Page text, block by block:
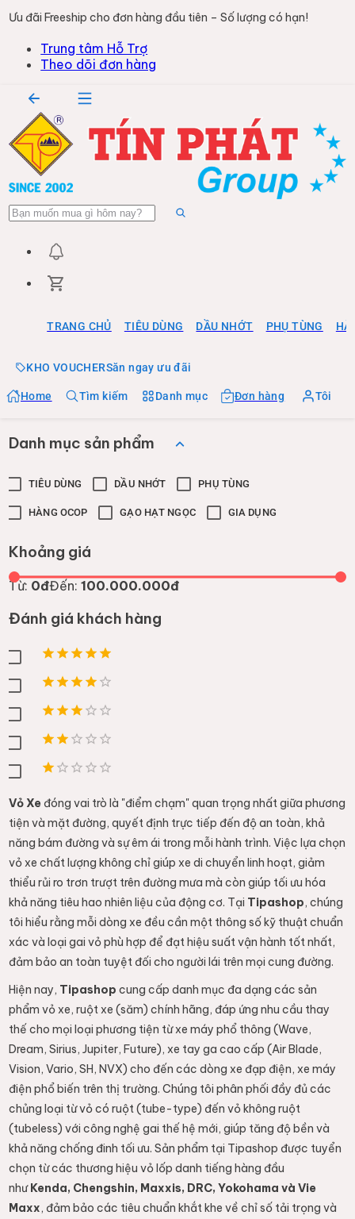
Ưu đãi Freeship cho đơn hàng đầu tiên – Số lượng có hạn!
Trung tâm Hỗ Trợ
Theo dõi đơn hàng
TRANG CHỦ TIÊU DÙNG DẦU NHỚT PHỤ TÙNG
KHO VOUCHERSăn ngay ưu đãi
Home Tìm kiếm Danh mục Đơn hàng Tôi
Danh mục sản phẩm
TIÊU DÙNG DẦU NHỚT PHỤ TÙNG
HÀNG OCOP GẠO HẠT NGỌC GIA DỤNG
Khoảng giá
Từ: 0đĐến:100.000.000đ
Đánh giá khách hàng
Vỏ Xe đóng vai trò là "điểm chạm" quan trọng nhất giữa phương
tiện và mặt đường, quyết định trực tiếp đến độ an toàn, khả
năng bám đường và sự êm ái trong mỗi hành trình. Việc lựa chọn
vỏ xe chất lượng không chỉ giúp xe di chuyển linh hoạt, giảm
thiểu rủi ro trơn trượt trên đường mưa mà còn giúp tối ưu hóa
khả năng tiêu hao nhiên liệu của động cơ. Tại Tipashop, chúng
tôi hiểu rằng mỗi dòng xe đều cần một thông số kỹ thuật chuẩn
xác và loại gai vỏ phù hợp để đạt hiệu suất vận hành tốt nhất,
đảm bảo an toàn tuyệt đối cho người lái trên mọi cung đường.
Hiện nay, Tipashopcung cấp danh mục đa dạng các sản
phẩm vỏ xe, ruột xe (săm) chính hãng, đáp ứng nhu cầu thay
thế cho mọi loại phương tiện từ xe máy phổ thông (Wave,
Dream, Sirius, Jupiter, Future), xe tay ga cao cấp (Air Blade,
Vision, Vario, SH, NVX) cho đến các dòng xe đạp điện, xe máy
điện phổ biến trên thị trường. Chúng tôi phân phối đầy đủ các
chủng loại từ vỏ có ruột (tube-type) đến vỏ không ruột
(tubeless) với công nghệ gai thế hệ mới, giúp tăng độ bền và
khả năng chống đinh tối ưu. Sản phẩm tại Tipashop được tuyển
chọn từ các thương hiệu vỏ lốp danh tiếng hàng đầu
nhưKenda, Chengshin, Maxxis, DRC, Yokohama và Vie
Maxx, đảm bảo các tiêu chuẩn khắt khe về chỉ số tải trọng và